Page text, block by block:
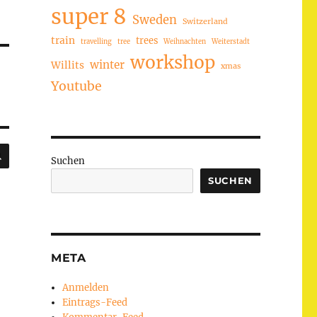
SUCHEN
super 8 Sweden Switzerland
train travelling tree trees Weihnachten Weiterstadt
Willits winter workshop xmas
Youtube
Suchen
SUCHEN
META
Anmelden
Eintrags-Feed